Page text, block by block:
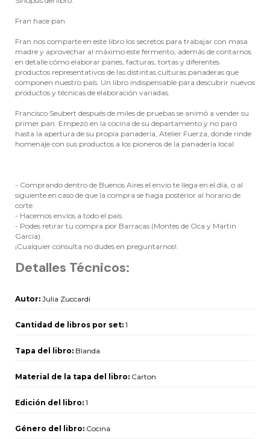
Fran hace pan
Fran nos comparte en este libro los secretos para trabajar con masa
madre y aprovechar al máximo este fermento, además de contarnos
en detalle cómo elaborar panes, facturas, tortas y diferentes
productos representativos de las distintas culturas panaderas que
componen nuestro país. Un libro indispensable para descubrir nuevos
productos y técnicas de elaboración variadas.
Francisco Seubert después de miles de pruebas se animó a vender su
primer pan. Empezó en la cocina de su departamento y no paró
hasta la apertura de su propia panadería, Atelier Fuerza, donde rinde
homenaje con sus productos a los pioneros de la panadería local.
- Comprando dentro de Buenos Aires el envío te llega en el día, o al
siguiente en caso de que la compra se haga posterior al horario de
corte.
- Hacemos envíos a todo el país.
- Podes retirar tu compra por Barracas (Montes de Oca y Martin
Garcia).
¡Cualquier consulta no dudes en preguntarnos!.
Detalles Técnicos:
Autor: Julia Zuccardi
Cantidad de libros por set: 1
Tapa del libro: Blanda
Material de la tapa del libro: Carton
Edición del libro: 1
Género del libro: Cocina